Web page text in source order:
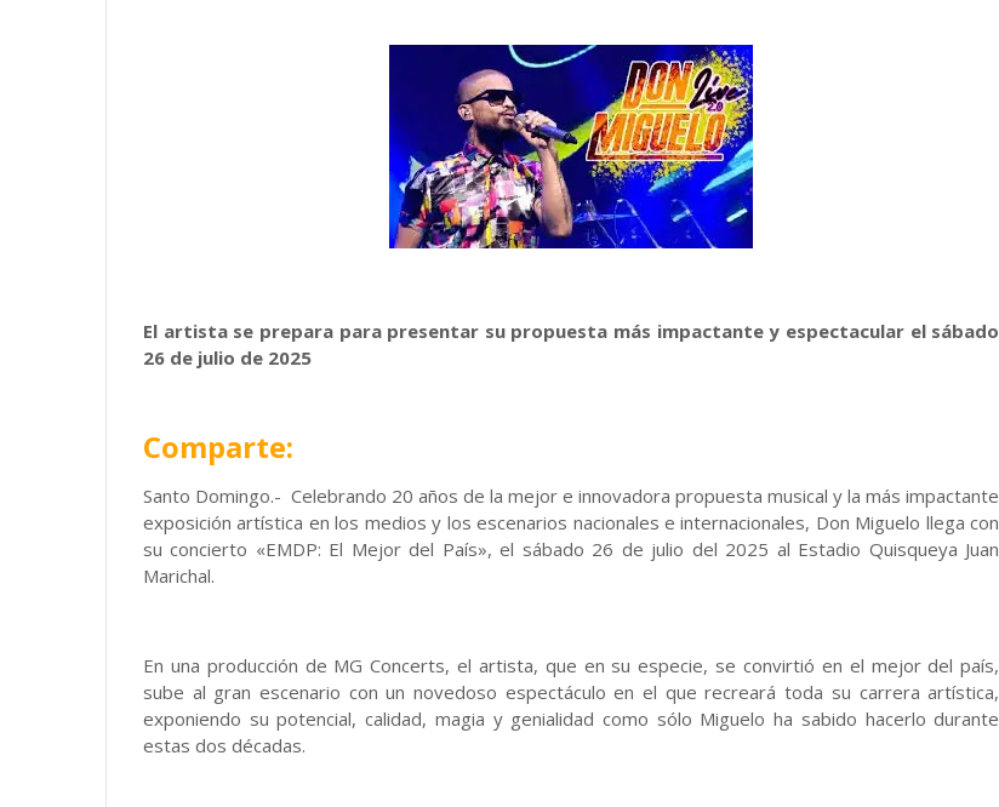
El artista se prepara para presentar su propuesta más impactante y espectacular el sábado
26 de julio de 2025
Comparte:
Santo Domingo.- Celebrando 20 años de la mejor e innovadora propuesta musical y la más impactante
exposición artística en los medios y los escenarios nacionales e internacionales, Don Miguelo llega con
su concierto «EMDP: El Mejor del País», el sábado 26 de julio del 2025 al Estadio Quisqueya Juan
Marichal.
En una producción de MG Concerts, el artista, que en su especie, se convirtió en el mejor del país,
sube al gran escenario con un novedoso espectáculo en el que recreará toda su carrera artística,
exponiendo su potencial, calidad, magia y genialidad como sólo Miguelo ha sabido hacerlo durante
estas dos décadas.